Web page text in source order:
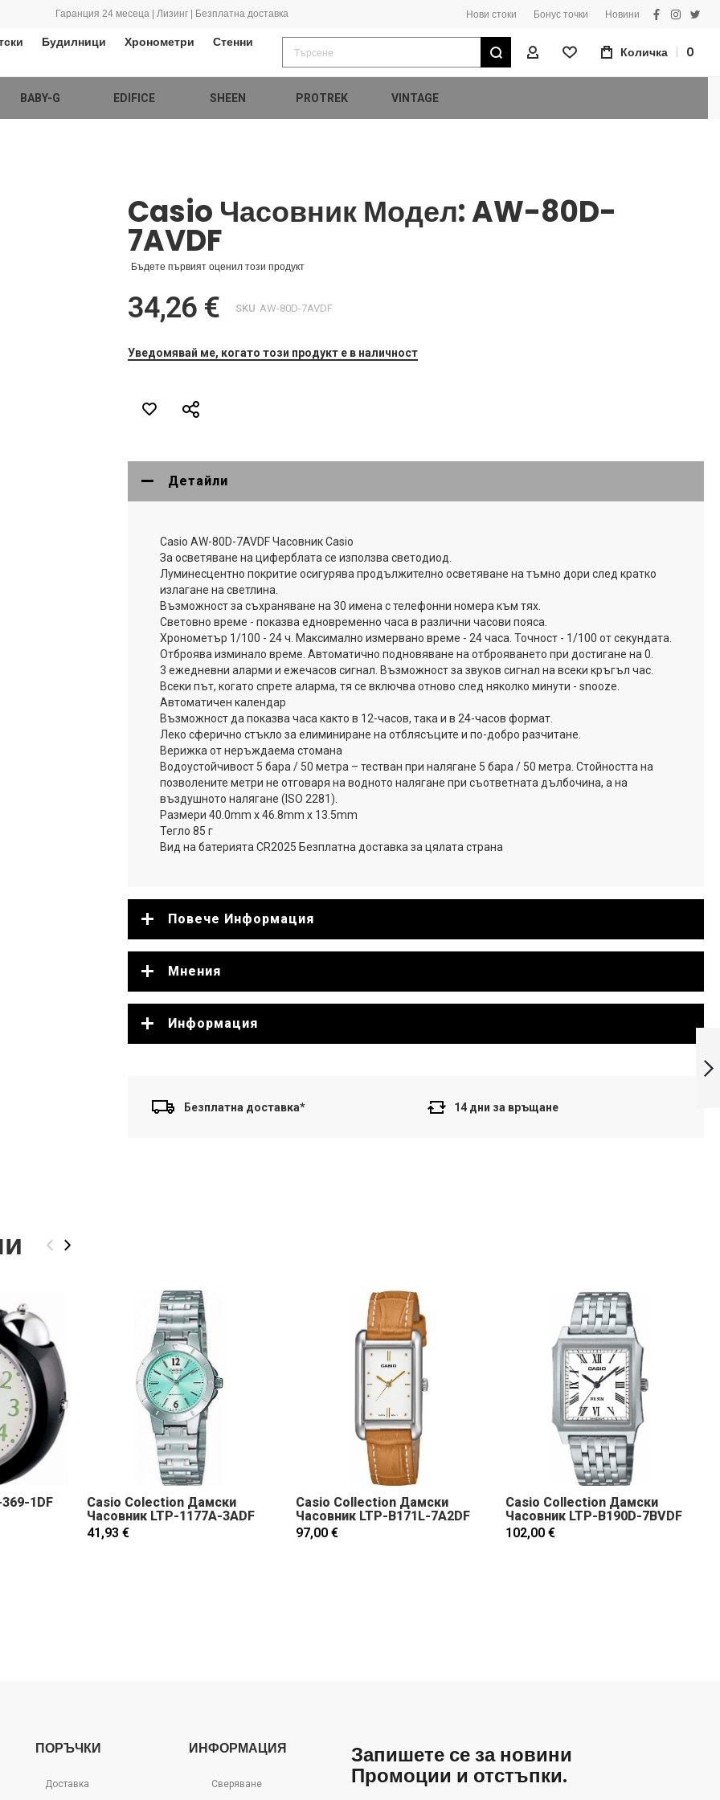
Гаранция 24 месеца | Лизинг | Безплатна доставка Нови стоки Бонус точки Новини
facebook
Будилници Хронометри
Стенни
Търсене
Моят ПрофилКоличка 0
BABY-G EDIFICE SHEEN PROTREK VINTAGE
Модел: AW-81D-
Casio Часовник Модел: AW-80D-
7AVDF
Бъдете първият оценил този продукт
34,26 € SKU AW-80D-7AVDF
Уведомявай ме, когато този продукт е в наличност
Детайли
Casio AW-80D-7AVDF Часовник Casio
За осветяване на циферблата се използва светодиод.
Луминесцентно покритие осигурява продължително осветяване на тъмно дори след кратко
излагане на светлина.
Възможност за съхраняване на 30 имена с телефонни номера към тях.
Световно време - показва едновременно часа в различни часови пояса.
Хронометър 1/100 - 24 ч. Максимално измервано време - 24 часа. Точност - 1/100 от секундата.
Отброява изминало време. Автоматично подновяване на отброяването при достигане на 0.
3 ежедневни аларми и ежечасов сигнал. Възможност за звуков сигнал на всеки кръгъл час.
Всеки път, когато спрете аларма, тя се включва отново след няколко минути - snooze.
Автоматичен календар
Възможност да показва часа както в 12-часов, така и в 24-часов формат.
Леко сферично стъкло за елиминиране на отблясъците и по-добро разчитане.
Верижка от неръждаема стомана
Водоустойчивост 5 бара / 50 метра – тестван при налягане 5 бара / 50 метра. Стойността на
позволените метри не отговаря на водното налягане при съответната дълбочина, а на
въздушното налягане (ISO 2281).
Размери 40.0mm x 46.8mm x 13.5mm
Тегло 85 г
Вид на батерията CR2025 Безплатна доставка за цялата страна
Повече Информация
Мнения
Информация
Безплатна доставка* 14 дни за връщане
‹ ›
1DF
Casio Colection Дамски
Часовник LTP-1177A-3ADF
41,93 €
Casio Collection Дамски
Часовник LTP-B171L-7A2DF
97,00 €
Casio Collection Дамски
Часовник LTP-B190D-7BVDF
102,00 €
Запишете се за новини
Промоции и отстъпки.
ПОРЪЧКИ
Доставка
ИНФОРМАЦИЯ
Сверяване